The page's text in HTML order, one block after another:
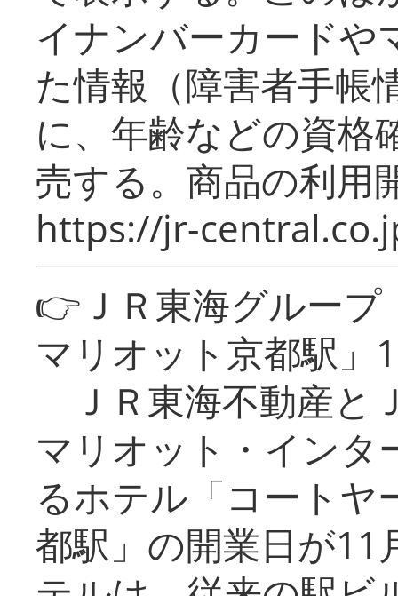
イナンバーカードや
た情報（障害者手帳
に、年齢などの資格
売する。商品の利用
https://jr-
👉ＪＲ東海グルー
マリオット京都駅」
ＪＲ東海不動産と
マリオット・インタ
るホテル「コートヤ
都駅」の開業日が11